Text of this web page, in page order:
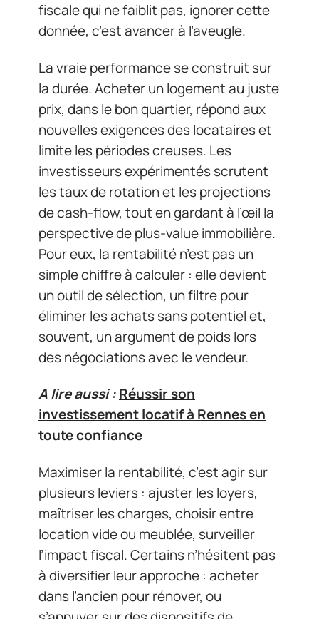
fiscale qui ne faiblit pas, ignorer cette
donnée, c’est avancer à l’aveugle.
La vraie performance se construit sur
la durée. Acheter un logement au juste
prix, dans le bon quartier, répond aux
nouvelles exigences des locataires et
limite les périodes creuses. Les
investisseurs expérimentés scrutent
les taux de rotation et les projections
de cash-flow, tout en gardant à l’œil la
perspective de plus-value immobilière.
Pour eux, la rentabilité n’est pas un
simple chiffre à calculer : elle devient
un outil de sélection, un filtre pour
éliminer les achats sans potentiel et,
souvent, un argument de poids lors
des négociations avec le vendeur.
A lire aussi :Réussir son
investissement locatif à Rennes en
toute confiance
Maximiser la rentabilité, c’est agir sur
plusieurs leviers : ajuster les loyers,
maîtriser les charges, choisir entre
location vide ou meublée, surveiller
l’impact fiscal. Certains n’hésitent pas
à diversifier leur approche : acheter
dans l’ancien pour rénover, ou